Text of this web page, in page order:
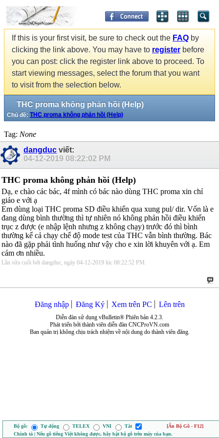
If this is your first visit, be sure to check out the FAQ by
clicking the link above. You may have to register before
you can post: click the register link above to proceed. To
start viewing messages, select the forum that you want
to visit from the selection below.
THC proma không phản hồi (Help)
Chủ đề: THC proma không phản hồi (Help)
Tag: None
dangduc viết:
04-12-2019 08:22:02 PM
THC proma không phản hồi (Help)
Dạ, e chào các bác, 4f mình có bác nào dùng THC proma xin chỉ
giáo e với ạ
Em dùng loại THC proma SD điều khiển qua xung pul/ dir. Vốn là e
đang dùng bình thường thì tự nhiên nó không phản hồi điều khiển
trục z được (e nhập lệnh nhưng z không chạy) trước đó thì bình
thường kể cả chạy chế độ mode test của THC vẫn bình thường. Bác
nào đã gặp phải tình huống như vậy cho e xin lời khuyên với ạ. Em
cám ơn nhiều.
Lần sửa cuối bởi dangduc, ngày 04-12-2019 lúc 08:22:52 PM .
Đăng nhập Đăng Ký Xem trên PC Lên trên
Diễn đàn sử dụng vBulletin® Phiên bản 4.2.3.
Phát triển bởi thành viên diễn đàn CNCProVN.com
Ban quản trị không chịu trách nhiệm về nội dung do thành viên đăng.
Bộ gõ: Tự động TELEX VNI Tắt
[Ẩn Bộ Gõ - F12]
Chính tả | Nếu gõ tiếng Việt không được, hãy bật bộ gõ trên máy của bạn.